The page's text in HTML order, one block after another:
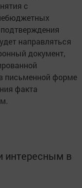
с
направляться
документ,
письменной форме
факта
интересным в